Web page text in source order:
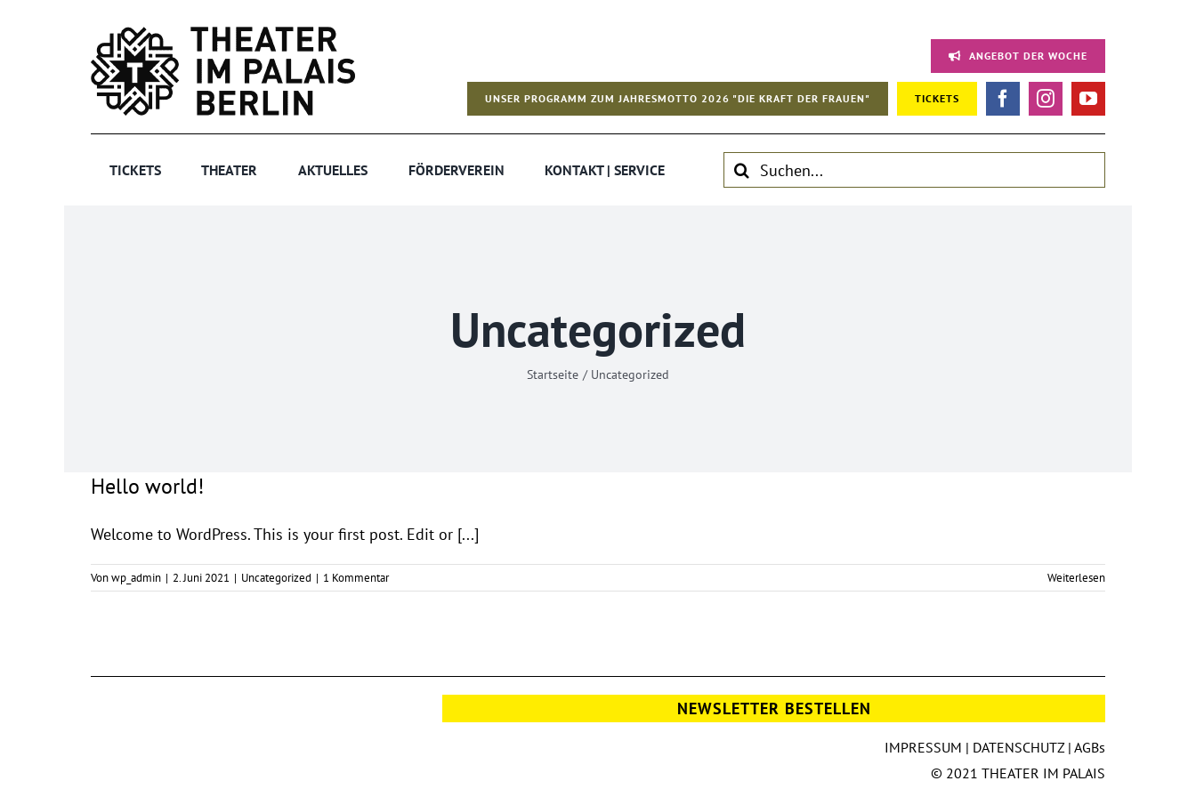
ANGEBOT DER WOCHE
UNSER PROGRAMM ZUM JAHRESMOTTO 2026 "DIE KRAFT DER FRAUEN" TICKETS
TICKETS THEATER AKTUELLES FÖRDERVEREIN KONTAKT | SERVICE
Suche
nach:
Uncategorized
Startseite Uncategorized
Hello world!
Welcome to WordPress. This is your first post. Edit or [...]
Vonwp_admin | 2. Juni 2021 | Uncategorized | 1 Kommentar Weiterlesen
NEWSLETTER BESTELLEN
IMPRESSUM | DATENSCHUTZ|AGBs
© 2021 THEATER IM PALAIS